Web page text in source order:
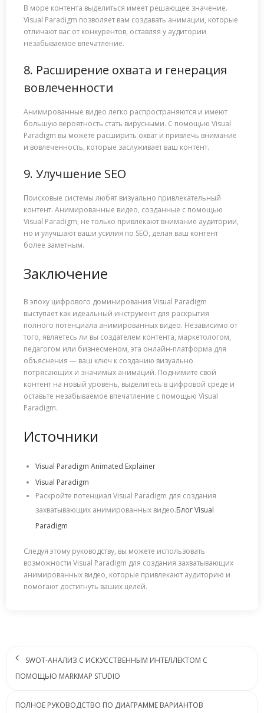
В море контента выделиться имеет решающее значение.
Visual Paradigm позволяет вам создавать анимации, которые
отличают вас от конкурентов, оставляя у аудитории
незабываемое впечатление.
8. Расширение охвата и генерация
вовлеченности
Анимированные видео легко распространяются и имеют
большую вероятность стать вирусными. С помощью Visual
Paradigm вы можете расширить охват и привлечь внимание
и вовлеченность, которые заслуживает ваш контент.
9. Улучшение SEO
Поисковые системы любят визуально привлекательный
контент. Анимированные видео, созданные с помощью
Visual Paradigm, не только привлекают внимание аудитории,
но и улучшают ваши усилия по SEO, делая ваш контент
более заметным.
Заключение
В эпоху цифрового доминирования Visual Paradigm
выступает как идеальный инструмент для раскрытия
полного потенциала анимированных видео. Независимо от
того, являетесь ли вы создателем контента, маркетологом,
педагогом или бизнесменом, эта онлайн-платформа для
объяснения — ваш ключ к созданию визуально
потрясающих и значимых анимаций. Поднимите свой
контент на новый уровень, выделитесь в цифровой среде и
оставьте незабываемое впечатление с помощью Visual
Paradigm.
Источники
Visual Paradigm Animated Explainer
Visual Paradigm
Раскройте потенциал Visual Paradigm для создания
захватывающих анимированных видео.Блог Visual
Paradigm
Следуя этому руководству, вы можете использовать
возможности Visual Paradigm для создания захватывающих
анимированных видео, которые привлекают аудиторию и
помогают достигнуть ваших целей.
SWOT-АНАЛИЗ С ИСКУССТВЕННЫМ ИНТЕЛЛЕКТОМ С
ПОМОЩЬЮ MARKMAP STUDIO
ПОЛНОЕ РУКОВОДСТВО ПО ДИАГРАММЕ ВАРИАНТОВ